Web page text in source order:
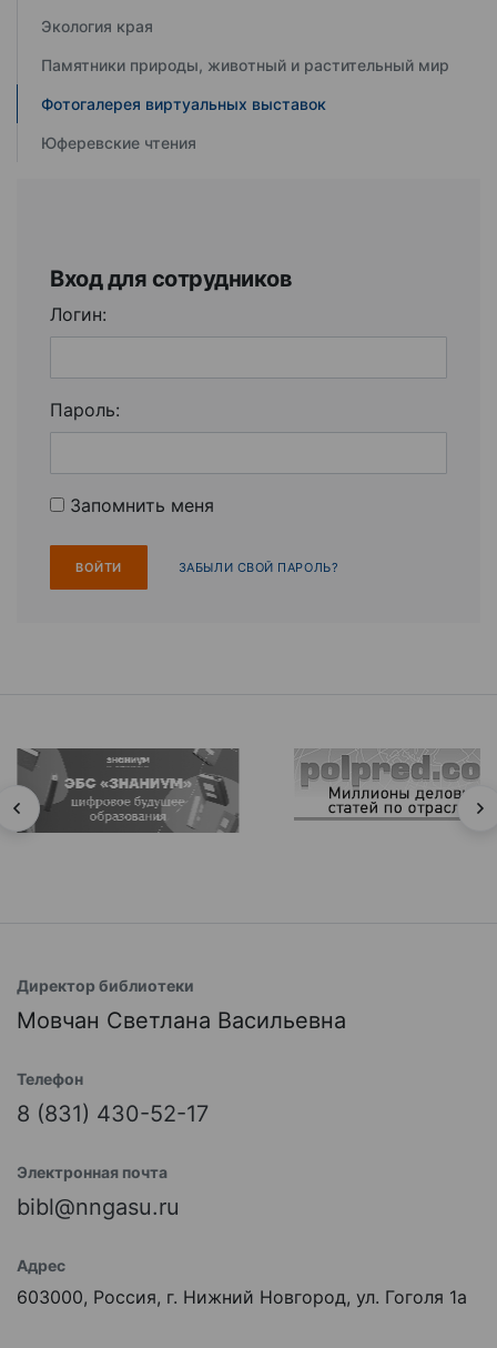
Экология края
Памятники природы, животный и растительный мир
Фотогалерея виртуальных выставок
Юферевские чтения
Вход для сотрудников
Логин:
Пароль:
Запомнить меня
ЗАБЫЛИ СВОЙ ПАРОЛЬ?
Директор библиотеки
Мовчан Светлана Васильевна
Телефон
8 (831) 430-52-17
Электронная почта
bibl@nngasu.ru
Адрес
603000, Россия, г. Нижний Новгород, ул. Гоголя 1а